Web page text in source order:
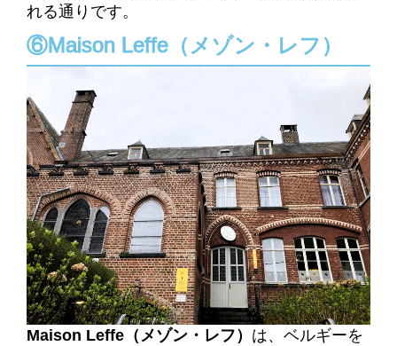
れる通りです。
⑥Maison Leffe（メゾン・レフ）
Maison Leffe（メゾン・レフ） は、ベルギーを